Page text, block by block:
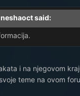
said:
i na njegovom
teme na ovom